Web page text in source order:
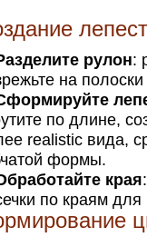
рулон:
на
по длине,
realistic вида,
формы.
края
по краям